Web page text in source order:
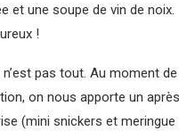
et une soupe de vin de noix.
!
n’est pas tout. Au moment
on nous apporte un
(mini snickers et meringue